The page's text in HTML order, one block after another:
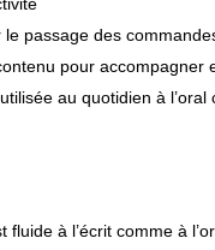
le passage des
pour accompagner
au quotidien à l’oral
fluide à l’écrit comme à